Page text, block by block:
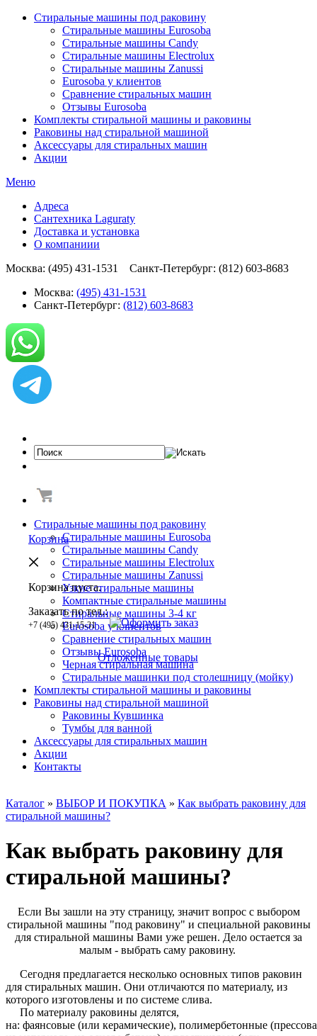
Стиральные машины под раковину
Стиральные машины Eurosoba
Стиральные машины Candy
Стиральные машины Electrolux
Стиральные машины Zanussi
Eurosoba у клиентов
Сравнение стиральных машин
Отзывы Eurosoba
Комплекты стиральной машины и раковины
Раковины над стиральной машиной
Аксесcуары для стиральных машин
Акции
Меню
Адреса
Сантехника Laguraty
Доставка и установка
О компаниии
Москва: (495) 431-1531 Санкт-Петербург: (812) 603-8683
Москва: (495) 431-1531
Санкт-Петербург: (812) 603-8683
Корзина
Корзина пуста.
Заказать по тел.:
+7 (495) 431-15-31
Отложенные товары
Стиральные машины под раковину
Стиральные машины Eurosoba
Стиральные машины Candy
Стиральные машины Electrolux
Стиральные машины Zanussi
Узкие стиральные машины
Компактные стиральные машины
Cтиральные машины 3-4 кг
Eurosoba у клиентов
Сравнение стиральных машин
Отзывы Eurosoba
Черная стиральная машина
Стиральные машинки под столешницу (мойку)
Комплекты стиральной машины и раковины
Раковины над стиральной машиной
Раковины Кувшинка
Тумбы для ванной
Аксесcуары для стиральных машин
Акции
Контакты
Каталог » ВЫБОР И ПОКУПКА » Как выбрать раковину для
стиральной машины?
Как выбрать раковину для
стиральной машины?
Если Вы зашли на эту страницу, значит вопрос с выбором
стиральной машины "под раковину" и специальной раковины
для стиральной машины Вами уже решен. Дело остается за
малым - выбрать саму раковину.
Сегодня предлагается несколько основных типов раковин
для стиральных машин. Они отличаются по материалу, из
которого изготовлены и по системе слива.
По материалу раковины делятся,
на: фаянсовые (или керамические), полимербетонные